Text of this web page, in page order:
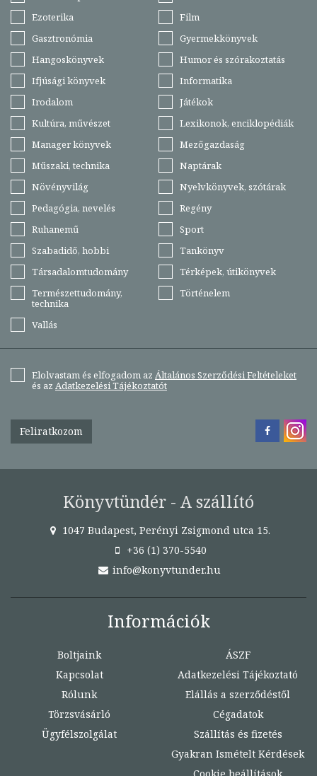
Ezoterika
Film
Gasztronómia
Gyermekkönyvek
Hangoskönyvek
Humor és szórakoztatás
Ifjúsági könyvek
Informatika
Irodalom
Játékok
Kultúra, művészet
Lexikonok, enciklopédiák
Manager könyvek
Mezőgazdaság
Műszaki, technika
Naptárak
Növényvilág
Nyelvkönyvek, szótárak
Pedagógia, nevelés
Regény
Ruhanemű
Sport
Szabadidő, hobbi
Tankönyv
Társadalomtudomány
Térképek, útikönyvek
Természettudomány,
technika
Történelem
Vallás
Elolvastam és elfogadom az Általános Szerződési Feltételeket
és az Adatkezelési Tájékoztatót
Feliratkozom
Könyvtündér - A szállító
1047 Budapest, Perényi Zsigmond utca 15.
+36 (1) 370-5540
info@konyvtunder.hu
Információk
Boltjaink
Kapcsolat
Rólunk
Törzsvásárló
Ügyfélszolgálat
ÁSZF
Adatkezelési Tájékoztató
Elállás a szerződéstől
Cégadatok
Szállítás és fizetés
Gyakran Ismételt Kérdések